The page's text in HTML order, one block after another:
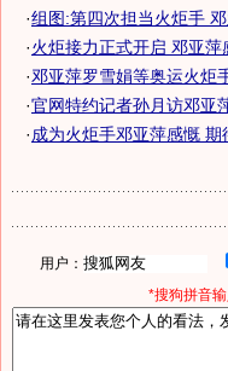
·组图:第四次担当火炬手
·火炬接力正式开启 邓亚萍
·邓亚萍罗雪娟等奥运火炬
·官网特约记者孙月访邓亚
·成为火炬手邓亚萍感慨
用户：
*搜狗拼音